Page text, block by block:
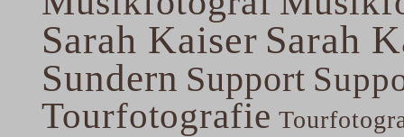
Sarah Kaiser Sarah
Sundern Support
Tourfotografie